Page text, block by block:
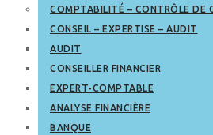
COMPTABILITÉ – CONTRÔLE DE
CONSEIL – EXPERTISE – AUDIT
AUDIT
CONSEILLER FINANCIER
EXPERT-COMPTABLE
ANALYSE FINANCIÈRE
BANQUE